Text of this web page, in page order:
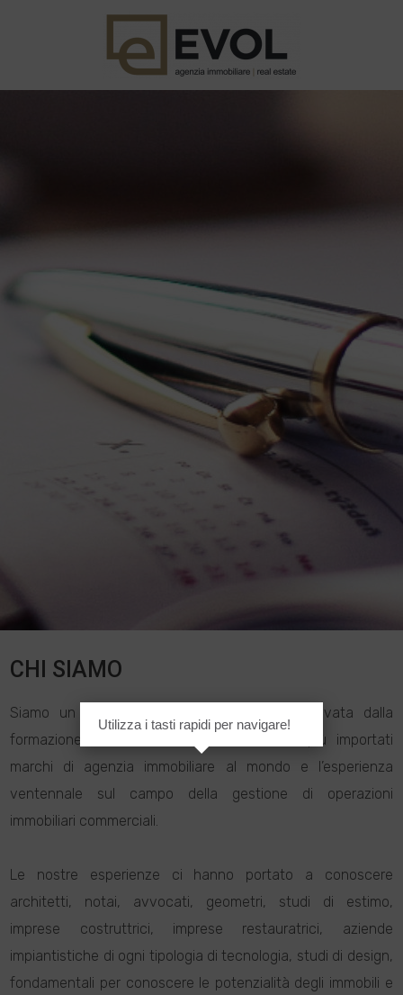
CHI SIAMO
Siamo un Team che unisce, l’esperienza derivata dalla
formazione e collaborazione con due dei più importati
marchi di agenzia immobiliare al mondo e l’esperienza
ventennale sul campo della gestione di operazioni
immobiliari commerciali.
Le nostre esperienze ci hanno portato a conoscere
architetti, notai, avvocati, geometri, studi di estimo,
imprese costruttrici, imprese restauratrici, aziende
impiantistiche di ogni tipologia di tecnologia, studi di design,
fondamentali per conoscere le potenzialità degli immobili e
Utilizza i tasti rapidi per navigare!